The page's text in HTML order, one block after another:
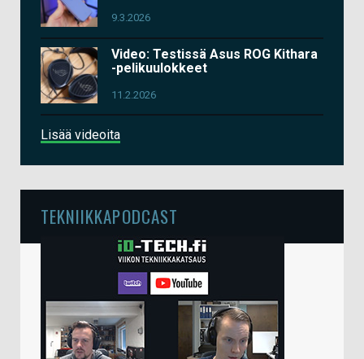
9.3.2026
Video: Testissä Asus ROG Kithara
-pelikuulokkeet
11.2.2026
Lisää videoita
TEKNIIKKAPODCAST